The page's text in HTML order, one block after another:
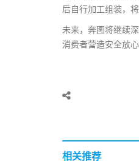
后自行加工组装，
未来，奔图将继续
消费者营造安全放
相关推荐